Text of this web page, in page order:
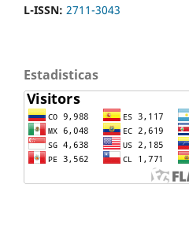
L-ISSN: 2711-3043
Estadisticas